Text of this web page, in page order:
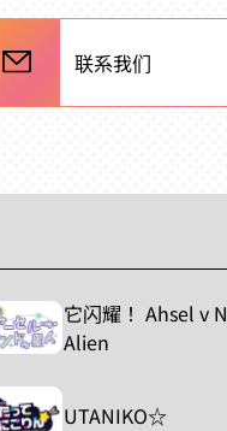
联系我们
它闪耀！ Ahsel v
Alien
UTANIKO☆